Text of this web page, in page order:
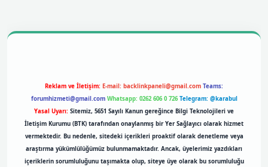
Reklam ve İletişim: E-mail: backlinkpaneli@gmail.com Teams:
forumhizmeti@gmail.com Whatsapp: 0262 606 0 726 Telegram: @karabul
Yasal Uyarı: Sitemiz, 5651 Sayılı Kanun gereğince Bilgi Teknolojileri ve
İletişim Kurumu (BTK) tarafından onaylanmış bir Yer Sağlayıcı olarak hizmet
vermektedir. Bu nedenle, sitedeki içerikleri proaktif olarak denetleme veya
araştırma yükümlülüğümüz bulunmamaktadır. Ancak, üyelerimiz yazdıkları
içeriklerin sorumluluğunu taşımakta olup, siteye üye olarak bu sorumluluğu